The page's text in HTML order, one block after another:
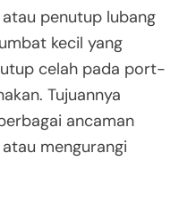
penutup lubang
kecil yang
celah pada port-
Tujuannya
ancaman
mengurangi